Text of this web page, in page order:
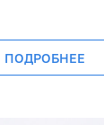
ПОДРОБНЕЕ